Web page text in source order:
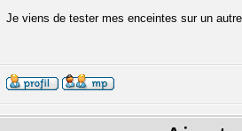
Je viens de tester mes enceintes sur un